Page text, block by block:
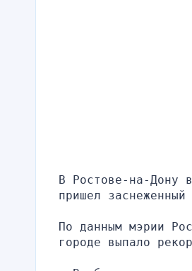
В Ростове-на-Дону
пришел
По данным мэрии
городе выпало